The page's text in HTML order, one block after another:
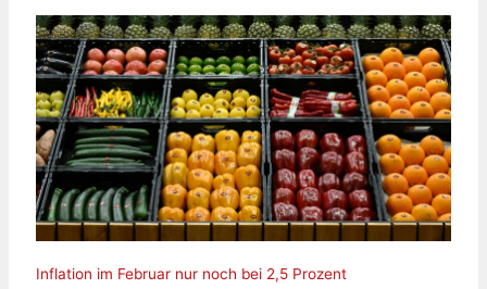
Inflation im Februar nur noch bei 2,5 Prozent